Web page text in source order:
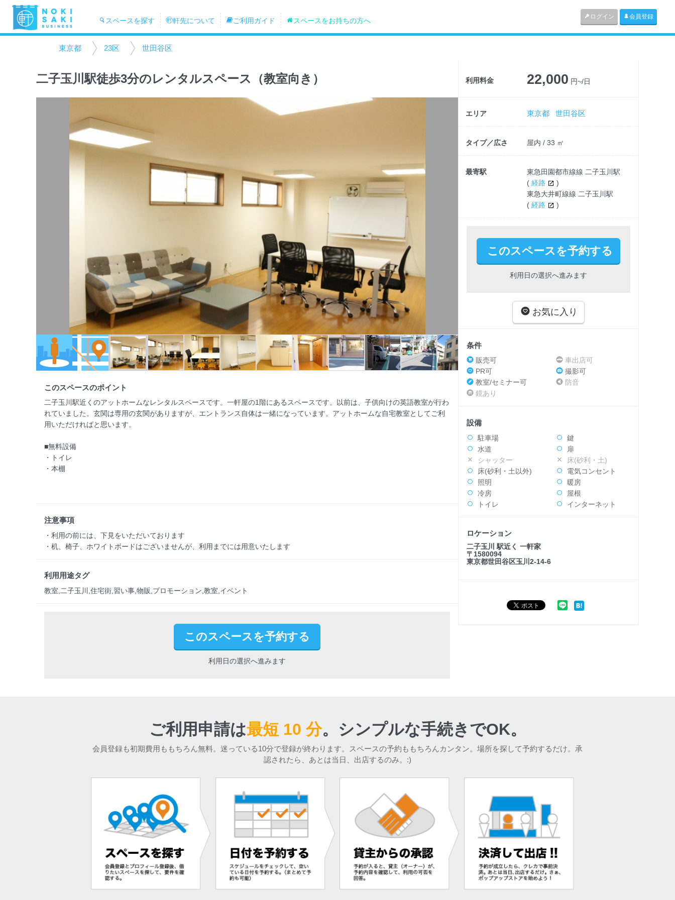
スペースを探す 軒先について ご利用ガイド スペースをお持ちの方へ ログイン 会員登録
東京都 23区 世田谷区
二子玉川駅徒歩3分のレンタルスペース（教室向き） 利用料金 22,000 円~/日
エリア 東京都 世田谷区
タイプ／広さ 屋内 / 33 ㎡
最寄駅
東急田園都市線線 二子玉川駅
( 経路
)
東急大井町線線 二子玉川駅
( 経路 )
このスペースを予約する
利用日の選択へ進みます
お気に入り
条件
販売可
車出店可
PR可
撮影可
教室/セミナー可
防音
鏡あり
設備
駐車場
鍵
水道
扉
シャッター
床(砂利・土)
床(砂利・土以外)
電気コンセント
照明
暖房
冷房
屋根
トイレ
インターネット
ロケーション
二子玉川 駅近く 一軒家
〒1580094
東京都世田谷区玉川2-14-6
このスペースのポイント
二子玉川駅近くのアットホームなレンタルスペースです。一軒屋の1階にあるスペースです。以前は、子供向けの英語教室が行わ
れていました。玄関は専用の玄関がありますが、エントランス自体は一緒になっています。アットホームな自宅教室としてご利
用いただければと思います。
■無料設備
・トイレ
・本棚
注意事項
・利用の前には、下見をいただいております
・机、椅子、ホワイトボードはございませんが、利用までには用意いたします
利用用途タグ
教室,二子玉川,住宅街,習い事,物販,プロモーション,教室,イベント
このスペースを予約する
利用日の選択へ進みます
ご利用申請は最短 10 分。 シンプルな手続きでOK。
会員登録も初期費用ももちろん無料。迷っている10分で登録が終わります。スペースの予約ももちろんカンタン。場所を探して予約するだけ。承
認されたら、あとは当日、出店するのみ。:)